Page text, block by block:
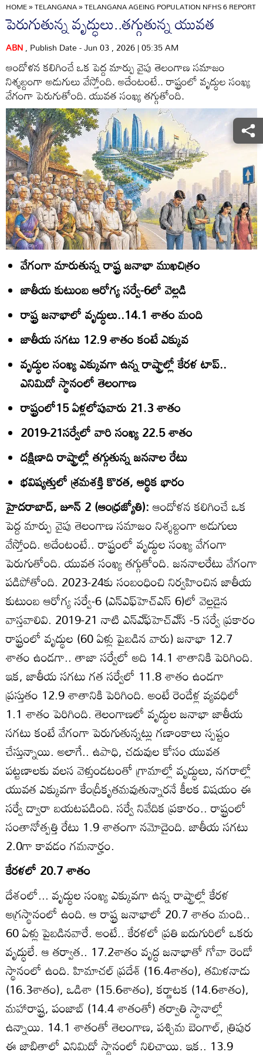
HOME»TELANGANA»TELANGANA AGEING POPULATION NFHS 6 REPORT
పెరుగుతున్న వృద్ధులు..తగ్గుతున్న యువత
ABN, Publish Date - Jun 03 , 2026 | 05:35 AM
ఆందోళన కలిగించే ఒక పెద్ద మార్పు వైపు తెలంగాణ సమాజం
నిశ్శబ్దంగా అడుగులు వేస్తోంది. అదేంటంటే.. రాష్ట్రంలో వృద్ధుల సంఖ్య
వేగంగా పెరుగుతోంది. యువత సంఖ్య తగ్గుతోంది.
వేగంగా మారుతున్న రాష్ట్ర జనాభా ముఖచిత్రం
జాతీయ కుటుంబ ఆరోగ్య సర్వే-6లో వెల్లడి
రాష్ట్ర జనాభాలో వృద్ధులు..14.1 శాతం మంది
జాతీయ సగటు 12.9 శాతం కంటే ఎక్కువ
వృద్ధుల సంఖ్య ఎక్కువగా ఉన్న రాష్ట్రాల్లో కేరళ టాప్‌..
ఎనిమిదో స్థానంలో తెలంగాణ
రాష్ట్రంలో15 ఏళ్లలోపువారు 21.3 శాతం
2019-21సర్వేలో వారి సంఖ్య 22.5 శాతం
దక్షిణాది రాష్ట్రాల్లో తగ్గుతున్న జననాల రేటు
భవిష్యత్తులో శ్రమశక్తి కొరత, ఆర్థిక భారం
హైదరాబాద్‌, జూన్‌ 2 (ఆంధ్రజ్యోతి):ఆందోళన కలిగించే ఒక
పెద్ద మార్పు వైపు తెలంగాణ సమాజం నిశ్శబ్దంగా అడుగులు
వేస్తోంది. అదేంటంటే.. రాష్ట్రంలో వృద్ధుల సంఖ్య వేగంగా
పెరుగుతోంది. యువత సంఖ్య తగ్గుతోంది. జననాలరేటు వేగంగా
పడిపోతోంది. 2023-24కు సంబంధించి నిర్వహించిన జాతీయ
కుటుంబ ఆరోగ్య సర్వే-6 (ఎన్‌ఎఫ్‌హెచ్‌ఎస్ 6)లో వెల్లడైన
వాస్తవాలివి. 2019-21 నాటి ఎన్‌ఎ్‌ఫహెచ్‌ఎ్‌స -5 సర్వే ప్రకారం
రాష్ట్రంలో వృద్థుల (60 ఏళ్లు పైబడిన వారు) జనాభా 12.7
శాతం ఉండగా.. తాజా సర్వేలో అది 14.1 శాతానికి పెరిగింది.
ఇక, జాతీయ సగటు గత సర్వేలో 11.8 శాతం ఉండగా
ప్రస్తుతం 12.9 శాతానికి పెరిగింది. అంటే రెండేళ్ల వ్యవధిలో
1.1 శాతం పెరిగింది. తెలంగాణలో వృద్ధుల జనాభా జాతీయ
సగటు కంటే వేగంగా పెరుగుతున్నట్లు గణాంకాలు స్పష్టం
చేస్తున్నాయి. అలాగే.. ఉపాధి, చదువుల కోసం యువత
పట్టణాలకు వలస వెళ్తుండటంతో గ్రామాల్లో వృద్ధులు, నగరాల్లో
యువత ఎక్కువగా కేంద్రీకృతమవుతున్నారనే కీలక విషయం ఈ
సర్వే ద్వారా బయటపడింది. సర్వే నివేదిక ప్రకారం.. రాష్ట్రంలో
సంతానోత్పత్తి రేటు 1.9 శాతంగా నమోదైంది. జాతీయ సగటు
2.0గా కావడం గమనార్హం.
కేరళలో 20.7 శాతం
దేశంలో... వృద్ధుల సంఖ్య ఎక్కువగా ఉన్న రాష్ట్రాల్లో కేరళ
అగ్రస్థానంలో ఉంది. ఆ రాష్ట్ర జనాభాలో 20.7 శాతం మంది..
60 ఏళ్లు పైబడినవారే. అంటే.. కేరళలో ప్రతి ఐదుగురిలో ఒకరు
వృద్ధులే. ఆ తర్వాత.. 17.2శాతం వృద్ధ జనాభాతో గోవా రెండో
స్థానంలో ఉంది. హిమాచల్‌ ప్రదేశ్‌ (16.4శాతం), తమిళనాడు
(16.3శాతం), ఒడిశా (15.6శాతం), కర్ణాటక (14.6శాతం),
మహారాష్ట్ర, పంజాబ్‌ (14.4 శాతంతో) తర్వాతి స్థానాల్లో
ఉన్నాయి. 14.1 శాతంతో తెలంగాణ, పశ్చిమ బెంగాల్‌, త్రిపుర
ఈ జాబితాలో ఎనిమిదో స్థానంలో నిలిచాయి. ఇక.. 13.9